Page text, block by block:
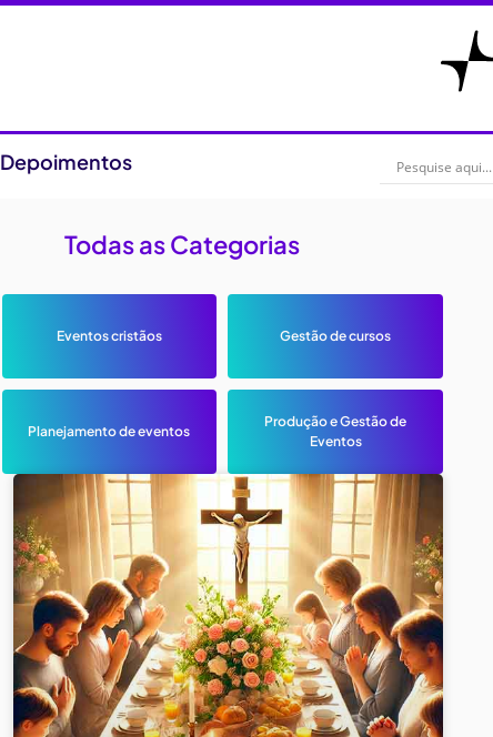
Depoimentos
Todas as Categorias
Eventos cristãos Gestão de cursos
Planejamento de eventos
Produção e Gestão de
Eventos